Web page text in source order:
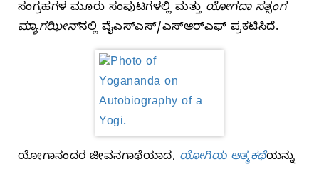
ಸಂಗ್ರಹಗಳ ಮೂರು ಸಂಪುಟಗಳಲ್ಲಿ ಮತ್ತು ಯೋಗದಾ ಸತ್ಸಂಗ
ಮ್ಯಾಗಝೀನ್‌ನಲ್ಲಿ ವೈಎಸ್‌ಎಸ್/ಎಸ್‌ಆರ್‌ಎಫ್ ಪ್ರಕಟಿಸಿದೆ.
ಯೋಗಾನಂದರ ಜೀವನಗಾಥೆಯಾದ, ಯೋಗಿಯ ಆತ್ಮಕಥೆಯನ್ನು